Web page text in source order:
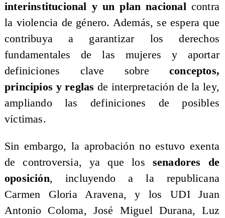
interinstitucional y un plan nacional contra
la violencia de género. Además, se espera que
contribuya a garantizar los derechos
fundamentales de las mujeres y aportar
definiciones clave sobreconceptos,
principios y reglas de interpretación de la ley,
ampliando las definiciones de posibles
víctimas.
​Sin embargo, la aprobación no estuvo exenta
de controversia, ya que los senadores de
oposición, incluyendo a la republicana
Carmen Gloria Aravena, y los UDI Juan
Antonio Coloma, José Miguel Durana, Luz